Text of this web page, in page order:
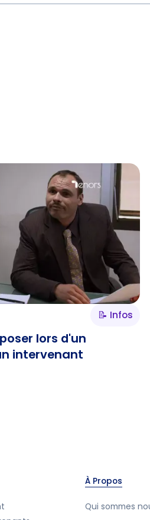
📝 Infos
lors d'un
intervenant
À Propos
Qui sommes